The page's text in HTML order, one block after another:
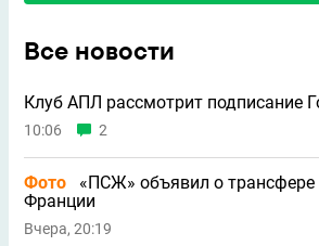
Все новости
Клуб АПЛ рассмотрит подписание
10:06 2
Фото
«ПСЖ» объявил о трансфере
Франции
Вчера, 20:19